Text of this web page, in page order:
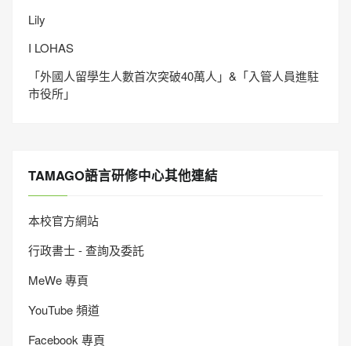
Lily
I LOHAS
「外國人留學生人數首次突破40萬人」&「入管人員進駐
市役所」
TAMAGO語言研修中心其他連結
本校官方網站
行政書士 - 查詢及委託
MeWe 專頁
YouTube 頻道
Facebook 專頁